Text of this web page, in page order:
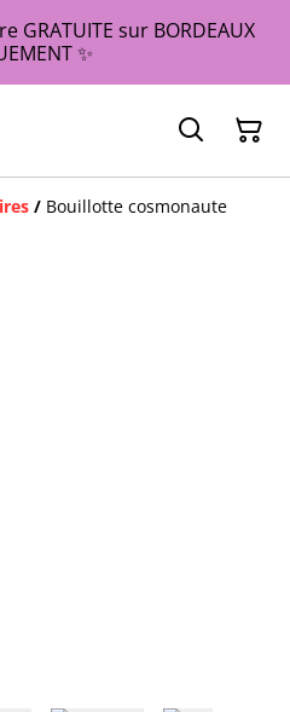
GRATUITE sur BORDEAUX
✨
/ Bouillotte cosmonaute